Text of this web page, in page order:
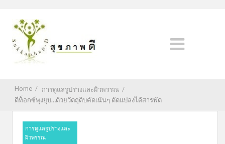
Home / การดูแลรูปร่างและผิวพรรณ /
ดีท็อกซ์พุงยุบ…ด้วยวัตถุดิบคัดเน้นๆ ดัดแปลงได้สารพัด
การดูแลรูปร่างและ
ผิวพรรณ